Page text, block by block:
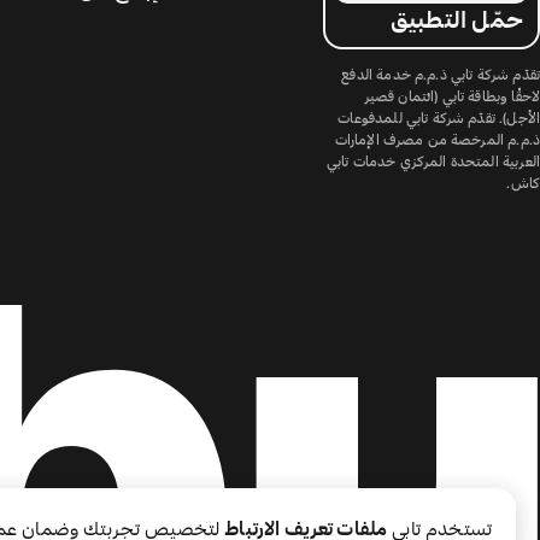
حمّل التطبيق
تقدّم شركة تابي ذ.م.م خدمة الدفع
لاحقًا وبطاقة تابي (ائتمان قصير
الأجل). تقدّم شركة تابي للمدفوعات
ذ.م.م المرخصة من مصرف الإمارات
العربية المتحدة المركزي خدمات تابي
كاش.
تستخدم تابي ملفات تعريف الارتباطلتخصيص تجربتك وضمان